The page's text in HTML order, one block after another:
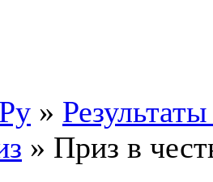
»
» Приз в